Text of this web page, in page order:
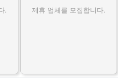
. 제휴 업체를 모집합니다.